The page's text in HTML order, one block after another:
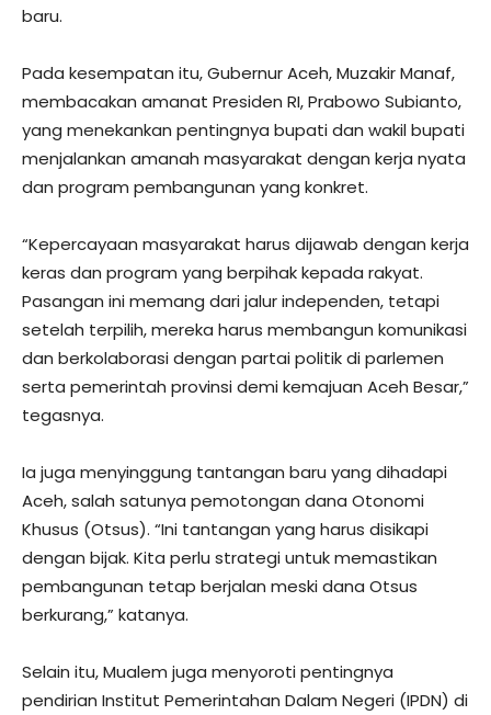
baru.
Pada kesempatan itu, Gubernur Aceh, Muzakir Manaf,
membacakan amanat Presiden RI, Prabowo Subianto,
yang menekankan pentingnya bupati dan wakil bupati
menjalankan amanah masyarakat dengan kerja nyata
dan program pembangunan yang konkret.
“Kepercayaan masyarakat harus dijawab dengan kerja
keras dan program yang berpihak kepada rakyat.
Pasangan ini memang dari jalur independen, tetapi
setelah terpilih, mereka harus membangun komunikasi
dan berkolaborasi dengan partai politik di parlemen
serta pemerintah provinsi demi kemajuan Aceh Besar,”
tegasnya.
Ia juga menyinggung tantangan baru yang dihadapi
Aceh, salah satunya pemotongan dana Otonomi
Khusus (Otsus). “Ini tantangan yang harus disikapi
dengan bijak. Kita perlu strategi untuk memastikan
pembangunan tetap berjalan meski dana Otsus
berkurang,” katanya.
Selain itu, Mualem juga menyoroti pentingnya
pendirian Institut Pemerintahan Dalam Negeri (IPDN) di